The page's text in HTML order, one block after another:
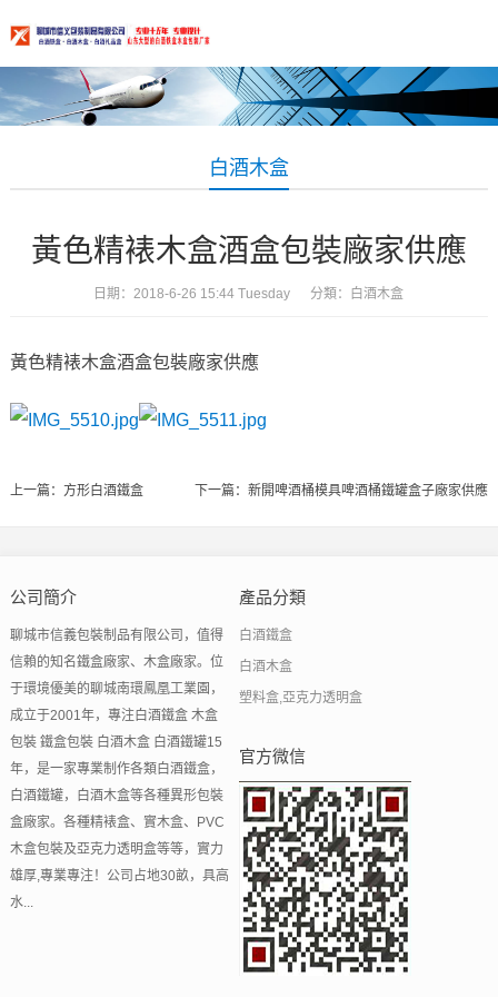
白酒木盒
黃色精裱木盒酒盒包裝廠家供應
日期：2018-6-26 15:44 Tuesday 分類： 白酒木盒
黃色精裱木盒酒盒包裝廠家供應
上一篇： 方形白酒鐵盒 下一篇：新開啤酒桶模具啤酒桶鐵罐盒子廠家供應
公司簡介
聊城市信義包裝制品有限公司，值得
信賴的知名鐵盒廠家、木盒廠家。位
于環境優美的聊城南環鳳凰工業園，
成立于2001年，專注白酒鐵盒 木盒
包裝 鐵盒包裝 白酒木盒 白酒鐵罐15
年，是一家專業制作各類白酒鐵盒，
白酒鐵罐，白酒木盒等各種異形包裝
盒廠家。各種精裱盒、實木盒、PVC
木盒包裝及亞克力透明盒等等，實力
雄厚,專業專注！公司占地30畝，具高
水...
產品分類
白酒鐵盒
白酒木盒
塑料盒,亞克力透明盒
官方微信